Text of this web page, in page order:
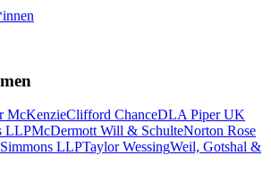
McKenzieClifford ChanceDLA Piper UK
LLPMcDermott Will & SchulteNorton Rose
LLPTaylor WessingWeil, Gotshal &